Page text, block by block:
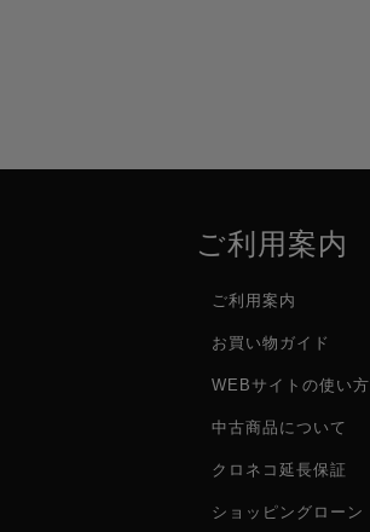
ご利用案内
ご利用案内
お買い物ガイド
WEBサイトの使い方
中古商品について
クロネコ延長保証
ショッピングローン